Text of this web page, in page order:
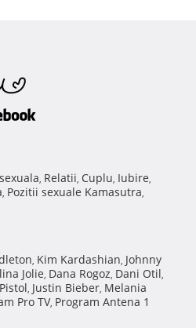
, Relatii, Cuplu, Iubire,
, Pozitii sexuale Kamasutra,
, Kim Kardashian, Johnny
Jolie, Dana Rogoz, Dani Otil,
, Justin Bieber, Melania
Pro TV, Program Antena 1